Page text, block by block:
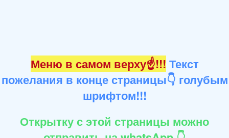
Меню в самом верху☝!!! Текст
пожелания в конце страницы👇 голубым
шрифтом!!!
Открытку с этой страницы можно